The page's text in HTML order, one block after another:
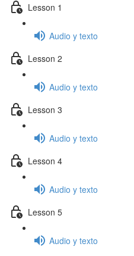
Lesson 1
Audio y texto
Lesson 2
Audio y texto
Lesson 3
Audio y texto
Lesson 4
Audio y texto
Lesson 5
Audio y texto